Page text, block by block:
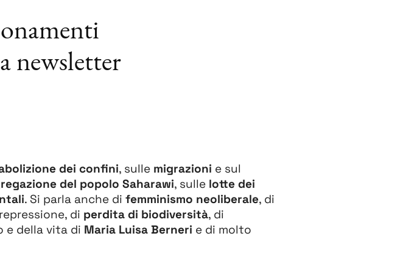
newsletter
dei confini, sulle migrazioni e sul
del popolo Saharawi, sulle lotte dei
. Si parla anche difemminismo neoliberale, di
di perdita di biodiversità, di
e della vita di Maria Luisa Berneri e di molto